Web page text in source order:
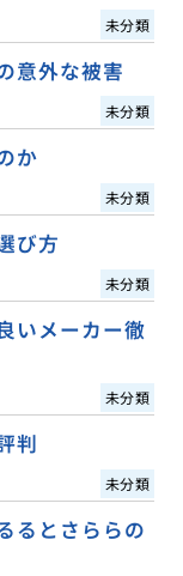
未分類
意外な被害
未分類
か
未分類
び方
未分類
いメーカー徹
未分類
判
未分類
るとさららの